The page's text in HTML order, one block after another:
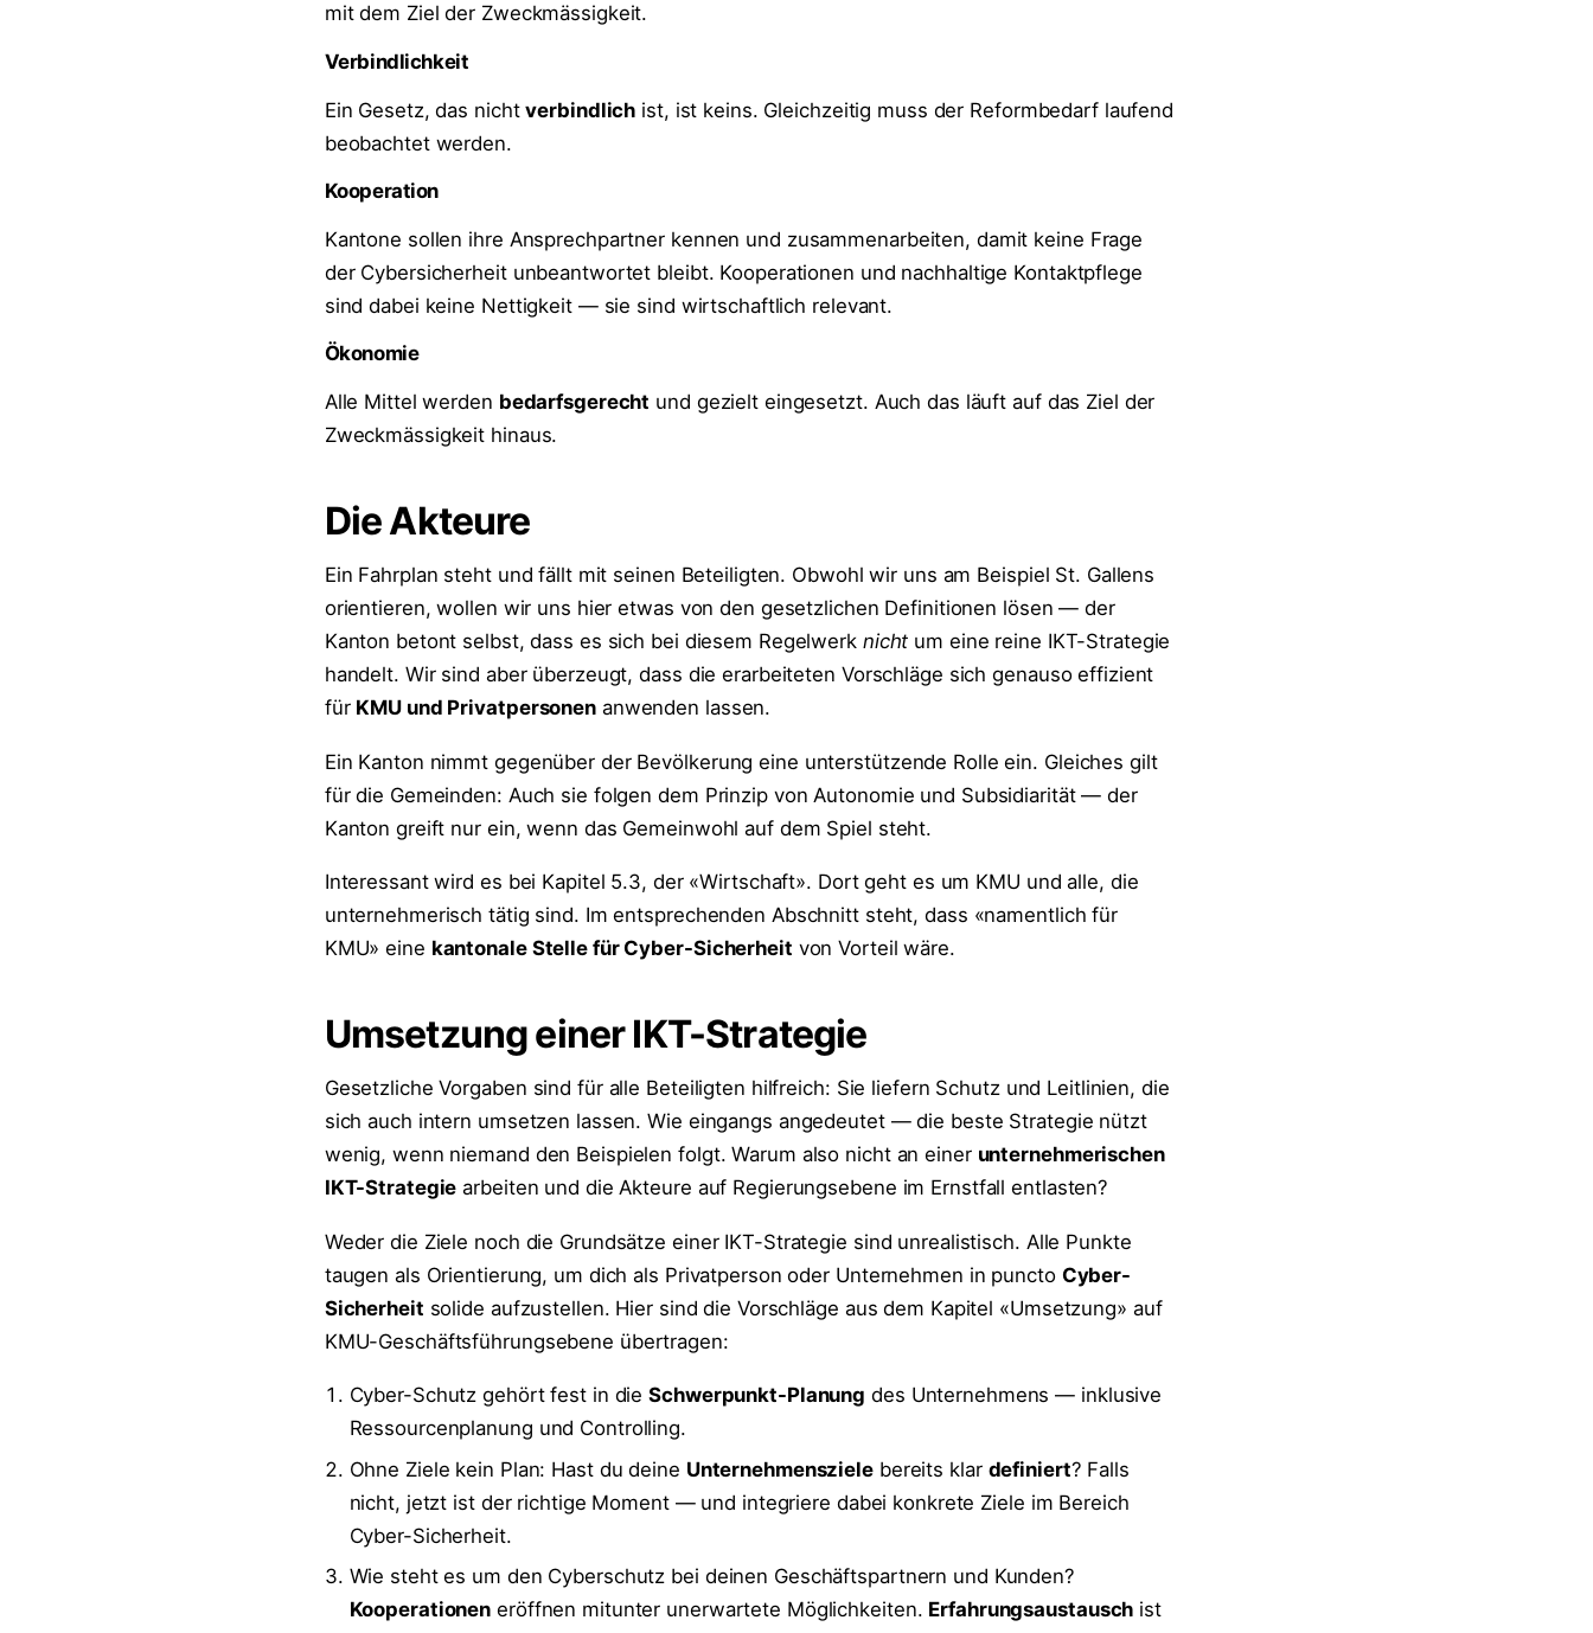
mit dem Ziel der Zweckmässigkeit.
Verbindlichkeit
Ein Gesetz, das nichtverbindlich ist, ist keins. Gleichzeitig muss der Reformbedarf laufend
beobachtet werden.
Kooperation
Kantone sollen ihre Ansprechpartner kennen und zusammenarbeiten, damit keine Frage
der Cybersicherheit unbeantwortet bleibt. Kooperationen und nachhaltige Kontaktpflege
sind dabei keine Nettigkeit — sie sind wirtschaftlich relevant.
Ökonomie
Alle Mittel werden bedarfsgerecht und gezielt eingesetzt. Auch das läuft auf das Ziel der
Zweckmässigkeit hinaus.
Die Akteure
Ein Fahrplan steht und fällt mit seinen Beteiligten. Obwohl wir uns am Beispiel St. Gallens
orientieren, wollen wir uns hier etwas von den gesetzlichen Definitionen lösen — der
Kanton betont selbst, dass es sich bei diesem Regelwerk nicht um eine reine IKT-Strategie
handelt. Wir sind aber überzeugt, dass die erarbeiteten Vorschläge sich genauso effizient
für KMU und Privatpersonen anwenden lassen.
Ein Kanton nimmt gegenüber der Bevölkerung eine unterstützende Rolle ein. Gleiches gilt
für die Gemeinden: Auch sie folgen dem Prinzip von Autonomie und Subsidiarität — der
Kanton greift nur ein, wenn das Gemeinwohl auf dem Spiel steht.
Interessant wird es bei Kapitel 5.3, der «Wirtschaft». Dort geht es um KMU und alle, die
unternehmerisch tätig sind. Im entsprechenden Abschnitt steht, dass «namentlich für
KMU» eine kantonale Stelle für Cyber-Sicherheit von Vorteil wäre.
Umsetzung einer IKT-Strategie
Gesetzliche Vorgaben sind für alle Beteiligten hilfreich: Sie liefern Schutz und Leitlinien, die
sich auch intern umsetzen lassen. Wie eingangs angedeutet — die beste Strategie nützt
wenig, wenn niemand den Beispielen folgt. Warum also nicht an einer unternehmerischen
IKT-Strategie arbeiten und die Akteure auf Regierungsebene im Ernstfall entlasten?
Weder die Ziele noch die Grundsätze einer IKT-Strategie sind unrealistisch. Alle Punkte
taugen als Orientierung, um dich als Privatperson oder Unternehmen in puncto Cyber-
Sicherheit solide aufzustellen. Hier sind die Vorschläge aus dem Kapitel «Umsetzung» auf
KMU-Geschäftsführungsebene übertragen:
Cyber-Schutz gehört fest in dieSchwerpunkt-Planung des Unternehmens — inklusive
Ressourcenplanung und Controlling.
Ohne Ziele kein Plan: Hast du deine Unternehmenszielebereits klar definiert? Falls
nicht, jetzt ist der richtige Moment — und integriere dabei konkrete Ziele im Bereich
Cyber-Sicherheit.
Wie steht es um den Cyberschutz bei deinen Geschäftspartnern und Kunden?
Kooperationen eröffnen mitunter unerwartete Möglichkeiten. Erfahrungsaustausch ist